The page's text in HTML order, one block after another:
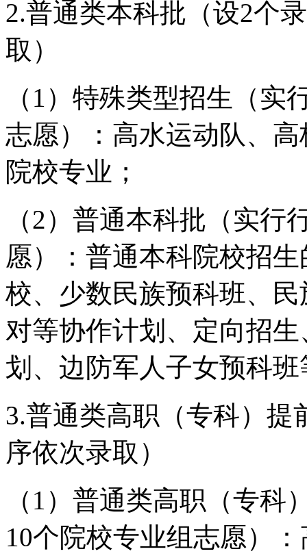
2.普通类本科批（设2个
取）
（1）特殊类型招生（实
志愿）：高水运动队、
院校专业；
（2）普通本科批（实行
愿）：普通本科院校招
校、少数民族预科班、
对等协作计划、定向招
划、边防军人子女预科班
3.普通类高职（专科）提
序依次录取）
（1）普通类高职（专
10个院校专业组志愿）